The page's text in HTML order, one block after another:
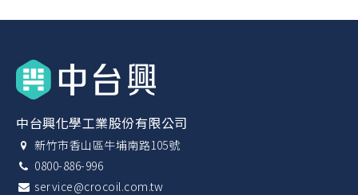
中台興化學工業股份有限公司
新竹市香山區牛埔南路105號
0800-886-996
service@crocoil.com.tw